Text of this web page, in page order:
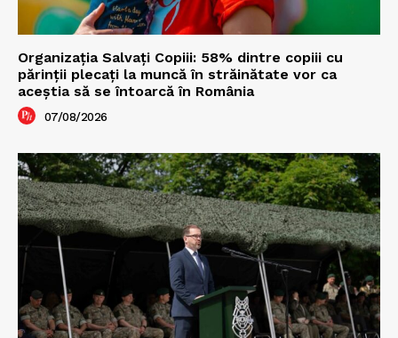
Organizația Salvați Copiii: 58% dintre copiii cu
părinții plecați la muncă în străinătate vor ca
aceștia să se întoarcă în România
07/08/2026